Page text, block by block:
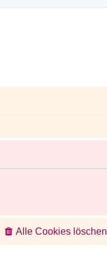
Alle Cookies löschen